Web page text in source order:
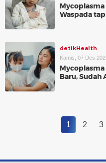
Mycoplasma
Waspada
detikHealth
Kamis, 07 Des
Baru, Sudah
1 2 3